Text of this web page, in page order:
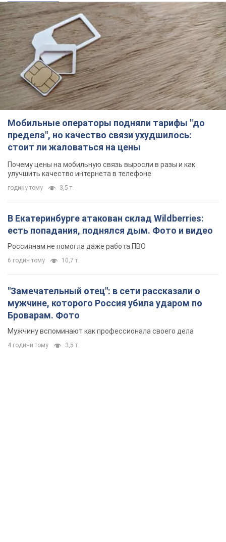
Мобильные операторы подняли тарифы "до
предела", но качество связи ухудшилось:
стоит ли жаловаться на цены
Почему цены на мобильную связь выросли в разы и как
улучшить качество интернета в телефоне
годину тому 3,5 т.
В Екатеринбурге атакован склад Wildberries:
есть попадания, поднялся дым. Фото и видео
Россиянам не помогла даже работа ПВО
6 годин тому 10,7 т.
"Замечательный отец": в сети рассказали о
мужчине, которого Россия убила ударом по
Броварам. Фото
Мужчину вспоминают как профессионала своего дела
4 години тому 3,5 т.